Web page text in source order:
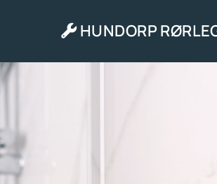
 HUNDORP